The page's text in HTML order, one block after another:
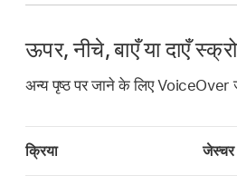
ऊपर, नीचे, बाएँ या दाएँ
अन्य पृष्ठ पर जाने के लिए VoiceOver
क्रिया जेस्चर